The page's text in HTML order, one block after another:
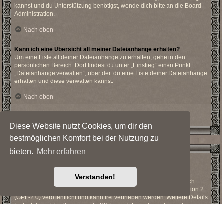
Diese Website nutzt Cookies, um dir den
bestmöglichen Komfort bei der Nutzung zu
bieten. Mehr erfahren
Verstanden!
kannst und du Unterstützung benötigst, wende dich bitte an die Board-
Administration.
Nach oben
Kann ich eine Übersicht all meiner Dateianhänge erhalten?
Um eine Liste all deiner Dateianhänge zu erhalten, gehe in den
persönlichen Bereich. Dort findest du unter „Einstieg“ einen Punkt
„Dateianhänge verwalten“, über den du eine Liste deiner Dateianhänge
erhalten und diese verwalten kannst.
Nach oben
phpBB betreffende Fragen
Wer hat diese Forensoftware entwickelt?
Diese Software (in ihrer unmodifizierten Fassung) wurde von
entwickelt und veröffentlicht. Sie ist urheberrechtlich
geschützt. Sie wurde unter der GNU General Public License, Version 2
(GPL-2.0) veröffentlicht und kann frei vertrieben werden. Weitere Details